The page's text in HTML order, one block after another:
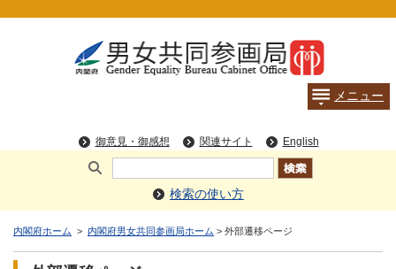
検索の使い方
内閣府ホーム > 内閣府男女共同参画局ホーム > 外部遷移ページ